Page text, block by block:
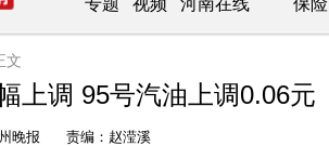
专题
视频 河南在线 保险
文
上调 95号汽油上调0.06元
晚报 责编：赵滢溪